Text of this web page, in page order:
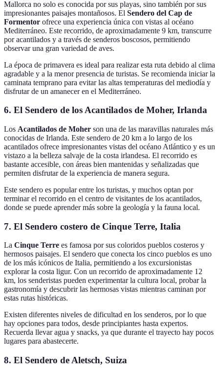
Mallorca no solo es conocida por sus playas, sino también por sus
impresionantes paisajes montañosos. El Sendero del Cap de
Formentor ofrece una experiencia única con vistas al océano
Mediterráneo. Este recorrido, de aproximadamente 9 km, transcurre
por acantilados y a través de senderos boscosos, permitiendo
observar una gran variedad de aves.
La época de primavera es ideal para realizar esta ruta debido al clima
agradable y a la menor presencia de turistas. Se recomienda iniciar la
caminata temprano para evitar las altas temperaturas del mediodía y
disfrutar de un amanecer en el Mediterráneo.
6. El Sendero de los Acantilados de Moher, Irlanda
Los Acantilados de Moher son una de las maravillas naturales más
conocidas de Irlanda. Este sendero de 20 km a lo largo de los
acantilados ofrece impresionantes vistas del océano Atlántico y es un
vistazo a la belleza salvaje de la costa irlandesa. El recorrido es
bastante accesible, con áreas bien mantenidas y señalizadas que
permiten disfrutar de la experiencia de manera segura.
Este sendero es popular entre los turistas, y muchos optan por
terminar el recorrido en el centro de visitantes de los acantilados,
donde se puede aprender más sobre la geología y la fauna local.
7. El Sendero costero de Cinque Terre, Italia
La Cinque Terre es famosa por sus coloridos pueblos costeros y
hermosos paisajes. El sendero que conecta los cinco pueblos es uno
de los más icónicos de Italia, permitiendo a los excursionistas
explorar la costa ligur. Con un recorrido de aproximadamente 12
km, los senderistas pueden experimentar la cultura local, probar la
gastronomía y descubrir las hermosas vistas mientras caminan por
estas rutas históricas.
Existen diferentes niveles de dificultad en los senderos, por lo que
hay opciones para todos, desde principiantes hasta expertos.
Recuerda llevar agua y snacks, ya que durante el trayecto hay pocos
lugares para abastecerte.
8. El Sendero de Aletsch, Suiza